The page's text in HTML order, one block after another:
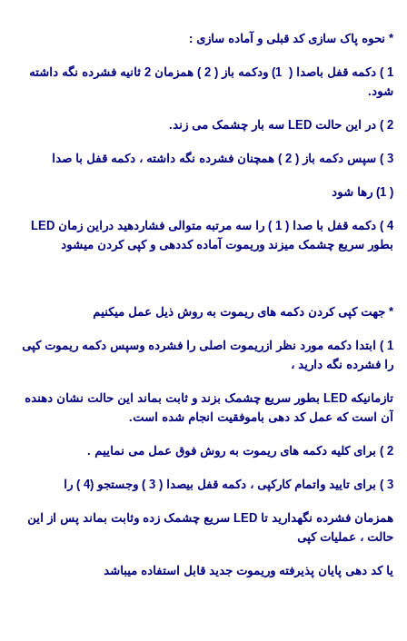
* نحوه پاک سازی کد قبلی و آماده سازی :
1 ) دکمه قفل باصدا ( 1) ودکمه باز ( 2 ) همزمان 2 ثانیه فشرده نگه داشته
شود.
2 ) در این حالت LED سه بار چشمک می زند.
3 ) سپس دکمه باز ( 2 ) همچنان فشرده نگه داشته ، دکمه قفل با صدا
( 1) رها شود
4 ) دکمه قفل با صدا ( 1 ) را سه مرتبه متوالی فشاردهید دراین زمان LED
بطور سریع چشمک میزند وریموت آماده کددهی و کپی کردن میشود
* جهت کپی کردن دکمه های ریموت به روش ذیل عمل میکنیم
1 ) ابتدا دکمه مورد نظر ازریموت اصلی را فشرده وسپس دکمه ریموت کپی
را فشرده نگه دارید ،
تازمانیکه LED بطور سریع چشمک بزند و ثابت بماند این حالت نشان دهنده
آن است که عمل کد دهی باموفقیت انجام شده است.
2 ) برای کلیه دکمه های ریموت به روش فوق عمل می نماییم .
3 ) برای تایید واتمام کارکپی ، دکمه قفل بیصدا ( 3 ) وجستجو (4 ) را
همزمان فشرده نگهدارید تا LED سریع چشمک زده وثابت بماند پس از این
حالت ، عملیات کپی
یا کد دهی پایان پذیرفته وریموت جدید قابل استفاده میباشد